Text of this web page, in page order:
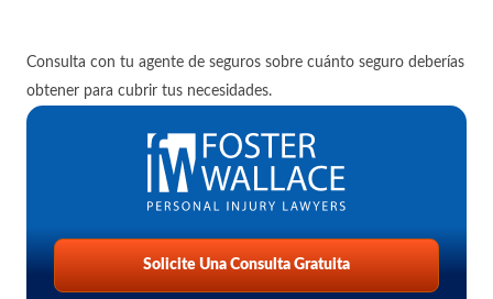
Consulta con tu agente de seguros sobre cuánto seguro deberías
obtener para cubrir tus necesidades.
Solicite Una Consulta Gratuita